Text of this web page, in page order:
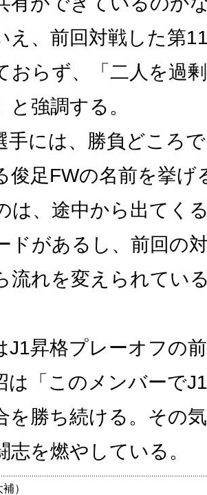
え、前回対戦した第
おらず、「二人を過
と強調する。
には、勝負どころ
俊足FWの名前を挙げ
は、途中から出てく
ドがあるし、前回の
流れを変えられてい
昇格プレーオフの
は「このメンバーで
を勝ち続ける。その
志を燃やしている。
）